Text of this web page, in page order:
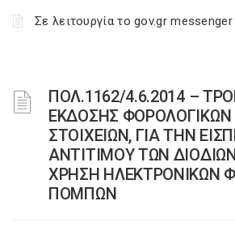
Σε λειτουργία το gov.gr messenger
ΠΟΛ.1162/4.6.2014 –
ΕΚΔΟΣΗΣ ΦΟΡΟΛΟΓΙΚΩΝ
ΣΤΟΙΧΕΙΩΝ, ΓΙΑ ΤΗΝ
ΑΝΤΙΤΙΜΟΥ ΤΩΝ
ΧΡΗΣΗ ΗΛΕΚΤΡΟΝΙΚΩΝ
ΠΟΜΠΩΝ